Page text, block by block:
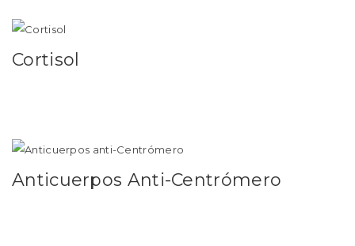
Cortisol
Anticuerpos Anti-Centrómero